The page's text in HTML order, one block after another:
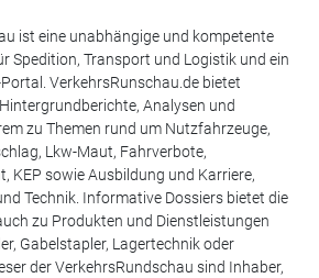
ist eine unabhängige und kompetente
Spedition, Transport und Logistik und ein
VerkehrsRunschau.de bietet
Analysen und
zu Themen rund um Nutzfahrzeuge,
Lkw-Maut, Fahrverbote,
KEP sowie Ausbildung und Karriere,
Technik. Informative Dossiers bietet die
zu Produkten und Dienstleistungen
Gabelstapler, Lagertechnik oder
der VerkehrsRundschau sind Inhaber,